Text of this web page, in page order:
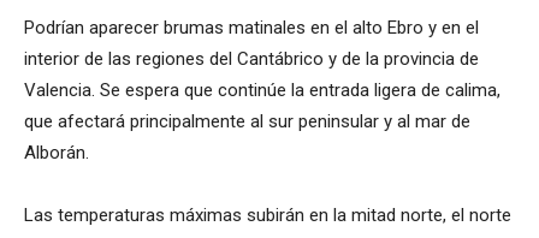
Podrían aparecer brumas matinales en el alto Ebro y en el
interior de las regiones del Cantábrico y de la provincia de
Valencia. Se espera que continúe la entrada ligera de calima,
que afectará principalmente al sur peninsular y al mar de
Alborán.
Las temperaturas máximas subirán en la mitad norte, el norte